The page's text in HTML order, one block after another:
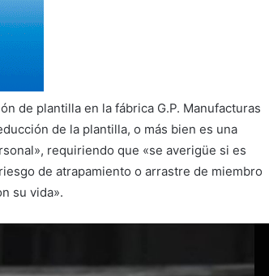
de plantilla en la fábrica G.P. Manufacturas
de la plantilla, o más bien es una
requiriendo que «se averigüe si es
de atrapamiento o arrastre de miembro
su vida».